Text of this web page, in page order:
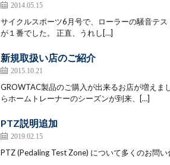
2014.05.15
サイクルスポーツ6月号で、ローラーの騒音テ
が１番でした。 正直、うれし[…]
新規取扱い店のご紹介
2015.10.21
GROWTAC製品のご購入が出来るお店が増え
らホームトレーナーのシーズンが到来、[…]
PTZ説明追加
2019.02.15
PTZ (Pedaling Test Zone) について多くのお問